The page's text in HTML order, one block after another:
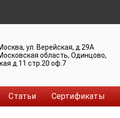
, ул. Верейская, д.29А
область, Одинцово,
д.11 стр.20 оф.7
Статьи Сертификаты